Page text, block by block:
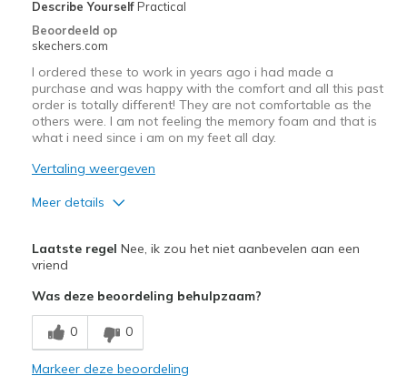
Describe Yourself Practical
Beoordeeld op
skechers.com
I ordered these to work in years ago i had made a
purchase and was happy with the comfort and all this past
order is totally different! They are not comfortable as the
others were. I am not feeling the memory foam and that is
what i need since i am on my feet all day.
Vertaling weergeven
Meer details
Breathe Well
Minpunten
Poor Cushioning
Beste toepassingen
Laatste regel Nee, ik zou het niet aanbevelen aan een
vriend
Was deze beoordeling behulpzaam?
0 0
Markeer deze beoordeling